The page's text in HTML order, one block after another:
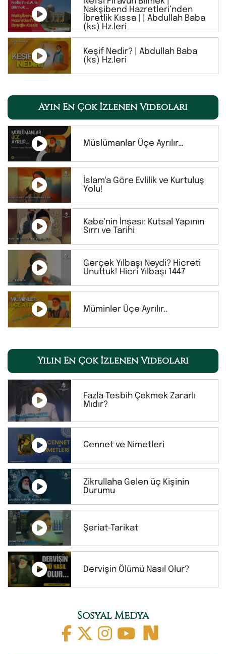
Nakşibend Hazretleri’nden
İbretlik Kıssa | | Abdullah Baba
(ks) Hz.leri
Keşif Nedir? | Abdullah Baba
(ks) Hz.leri
Ayın En Çok İzlenen Videoları
Müslümanlar Üçe Ayrılır…
İslam'a Göre Evlilik ve Kurtuluş
Yolu!
Kabe'nin İnşası: Kutsal Yapının
Sırrı ve Tarihi
Gerçek Yılbaşı Neydi? Hicreti
Unuttuk! Hicri Yılbaşı 1447
Müminler Üçe Ayrılır..
Yılın En Çok İzlenen Videoları
Fazla Tesbih Çekmek Zararlı
Mıdır?
Cennet ve Nimetleri
Zikrullaha Gelen üç Kişinin
Durumu
Şeriat-Tarikat
Dervişin Ölümü Nasıl Olur?
Sosyal Medya